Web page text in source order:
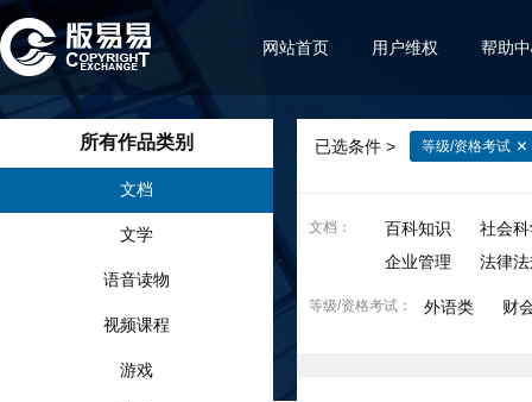
网站首页 用户维权 帮助
所有作品类别
文档
文学
语音读物
视频课程
游戏
已选条件 > 等级/资格考试
文档 ： 百科知识
社会
企业管理
法律
等级/资格考试 ： 外语类 财